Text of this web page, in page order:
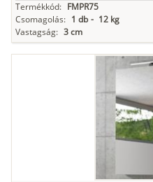
Termékkód: FMPR75
Csomagolás: 1 db - 12 kg
Vastagság: 3 cm